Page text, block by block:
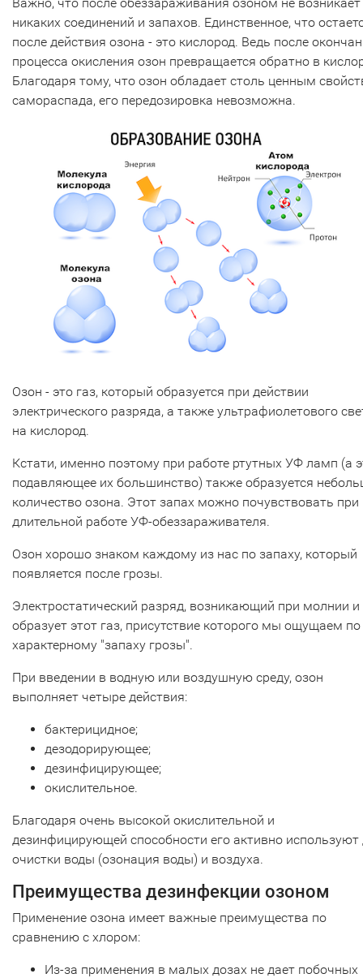
никаких соединений и запахов. Единственное, что
после действия озона - это кислород. Ведь после
процесса окисления озон превращается обратно в
Благодаря тому, что озон обладает столь ценным
самораспада, его передозировка невозможна.
Озон - это газ, который образуется при действии
электрического разряда, а также ультрафиолетового
на кислород.
Кстати, именно поэтому при работе ртутных УФ ламп (а
подавляющее их большинство) также образуется
количество озона. Этот запах можно почувствовать при
длительной работе УФ-обеззараживателя.
Озон хорошо знаком каждому из нас по запаху, который
появляется после грозы.
Электростатический разряд, возникающий при молнии и
образует этот газ, присутствие которого мы ощущаем по
характерному "запаху грозы".
При введении в водную или воздушную среду, озон
выполняет четыре действия:
бактерицидное;
дезодорирующее;
дезинфицирующее;
окислительное.
Благодаря очень высокой окислительной и
дезинфицирующей способности его активно используют
очистки воды (озонация воды) и воздуха.
Преимущества дезинфекции озоном
Применение озона имеет важные преимущества по
сравнению с хлором:
Из-за применения в малых дозах не дает побочных